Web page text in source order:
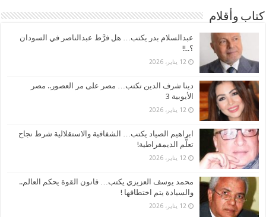
كتاب وأقلام
عبدالسلام بدر يكتب… هل فرَّط عبدالناصر في السودان
؟..!!
12 يناير، 2026
دينا شرف الدين تكتب… مصر على مر العصور.. مصر
الأيوبية 3
12 يناير، 2026
ابراهيم الصياد يكتب… الشفافية والاستقلالية شرط نجاح
تعلُّم الديمقراطية!
12 يناير، 2026
محمد يوسف العزيزي يكتب… قانون القوة يحكم العالم..
والسيادة يتم اختطافها !
12 يناير، 2026